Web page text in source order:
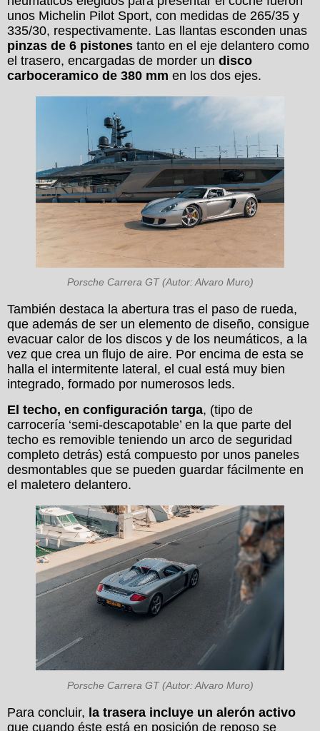
unos Michelin Pilot Sport, con medidas de 265/35 y
335/30, respectivamente. Las llantas esconden unas
pinzas de 6 pistones tanto en el eje delantero como
el trasero, encargadas de morder un disco
carboceramico de 380 mm en los dos ejes.
Porsche Carrera GT (Autor: Alvaro Muro)
También destaca la abertura tras el paso de rueda,
que además de ser un elemento de diseño, consigue
evacuar calor de los discos y de los neumáticos, a la
vez que crea un flujo de aire. Por encima de esta se
halla el intermitente lateral, el cual está muy bien
integrado, formado por numerosos leds.
El techo, en configuración targa, (tipo de
carrocería ‘semi-descapotable’ en la que parte del
techo es removible teniendo un arco de seguridad
completo detrás) está compuesto por unos paneles
desmontables que se pueden guardar fácilmente en
el maletero delantero.
Porsche Carrera GT (Autor: Alvaro Muro)
Para concluir, la trasera incluye un alerón activo
que cuando éste está en posición de reposo se